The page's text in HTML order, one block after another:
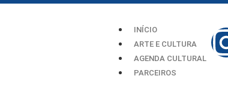
INÍCIO
ARTE E CULTURA
AGENDA CULTURAL
PARCEIROS